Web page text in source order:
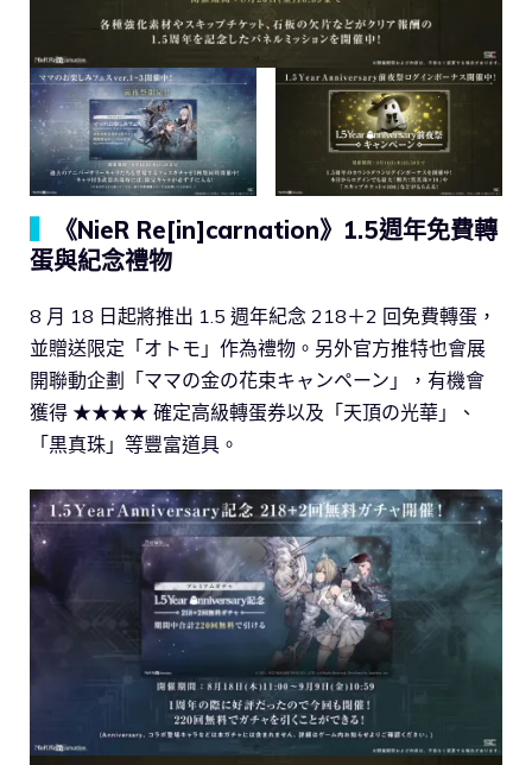
《NieR Re[in]carnation》1.5週年免費轉
蛋與紀念禮物
8 月 18 日起將推出 1.5 週年紀念 218＋2 回免費轉蛋，
並贈送限定「オトモ」作為禮物。另外官方推特也會展
開聯動企劃「ママの金の花束キャンペーン」，有機會
獲得 ★★★★ 確定高級轉蛋券以及「天頂の光華」、
「黒真珠」等豐富道具。